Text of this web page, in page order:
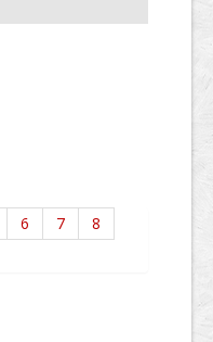
6 7
8